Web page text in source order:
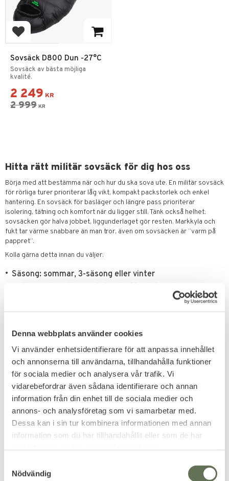
Denna webbplats använder cookies
Vi använder enhetsidentifierare för att anpassa innehållet
och annonserna till användarna, tillhandahålla funktioner
för sociala medier och analysera vår trafik. Vi
vidarebefordrar även sådana identifierare och annan
information från din enhet till de sociala medier och
annons- och analysföretag som vi samarbetar med.
Dessa kan i sin tur kombinera informationen med annan
information som du har tillhandahållit eller som de har
Nödvändig
Lägg till i favoriter
Sovsäck D800 Dun -27°C
Sovsäck av bästa möjliga
kvalité.
2 249 KR
2 999 KR
Hitta rätt militär sovsäck för dig hos oss
Börja med att bestämma när och hur du ska sova ute. En militär sovsäck
för rörliga turer prioriterar låg vikt, kompakt packstorlek och enkel
hantering. En sovsäck för basläger och längre pass prioriterar
isolering, tätning och komfort när du ligger still. Tänk också helhet:
sovsäcken gör halva jobbet, liggunderlaget gör resten. Markkyla och
fukt tar värme snabbare än man tror, även om sovsäcken är “varm på
pappret”.
Kolla gärna detta innan du väljer:
Säsong: sommar, 3-säsong eller vinter
Form: mumie för värme, rymligare för rörelse
Detaljer: huva, värmekrage, tvåvägsdragkedja
ryggsäcken
I sortimentet hittar du sovsäckar från bland annat Mil-Tec och
Adventure Worx, samt fler varumärken i kategorin. Bra när du vill
jämföra känsla, material och konstruktion utan att överanalysera
varenda söm.
Tre steg till rätt sovsäck
Du kan absolut välja på magkänsla, men en militär sovsäck belönar dig
när du väljer på funktion. Tänk “rätt sovsäck till rätt natt”: lätt och smidig